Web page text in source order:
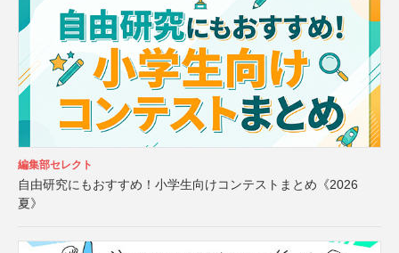
編集部セレクト
自由研究にもおすすめ！小学生向けコンテストまとめ《2026
夏》